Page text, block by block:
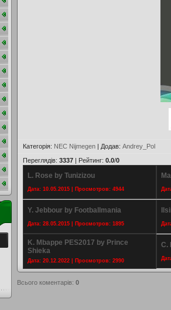
Категорія: NEC Nijmegen| Додав: Andrey_Pol
Переглядів: 3337| Рейтинг: 0.0/0
L. Rose by Tunizizou
Дата: 10.05.2015 | Просмотров: 4944
Y. Jebbour by Footballmania
Дата: 28.05.2015 | Просмотров: 1895
K. Mbappe PES2017 by Prince
Shieka
Дата: 20.12.2022 | Просмотров: 2990
C.
Всього коментарів: 0